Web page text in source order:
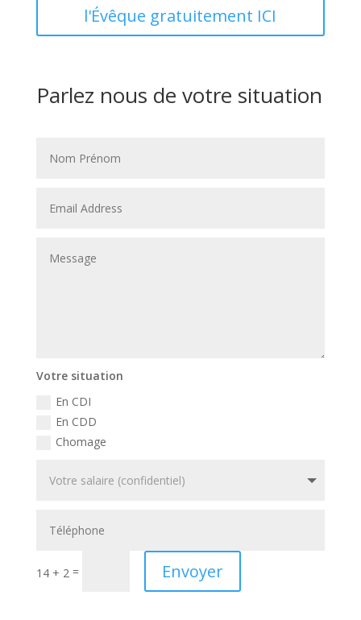
l'Évêque gratuitement ICI
Parlez nous de votre situation
Votre situation
En CDI
En CDD
Chomage
14 + 2 = Envoyer